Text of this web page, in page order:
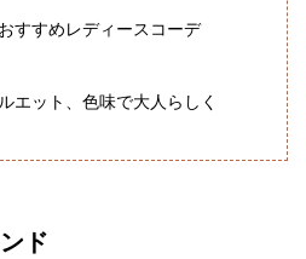
すすめレディースコーデ
エット、色味で大人らしく
ド